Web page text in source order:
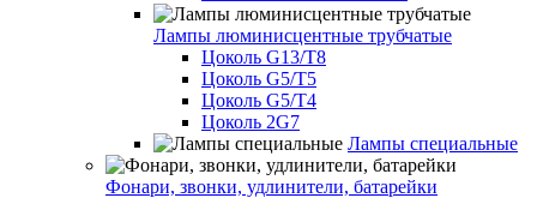
Лампы люминисцентные трубчатые
Цоколь G13/T8
Цоколь G5/Т5
Цоколь G5/T4
Цоколь 2G7
Лампы специальные
Фонари, звонки, удлинители, батарейки